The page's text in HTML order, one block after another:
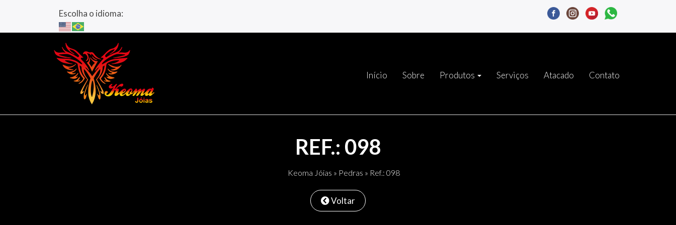
Escolha o idioma:
Início Sobre Produtos Serviços Atacado Contato
REF.: 098
Keoma Jóias » Pedras » Ref.: 098
Voltar